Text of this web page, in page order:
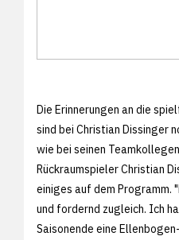
Die Erinnerungen an die
sind bei Christian Dissinger
wie bei seinen
Rückraumspieler Christian
einiges auf dem Programm.
und fordernd zugleich. Ich
Saisonende eine